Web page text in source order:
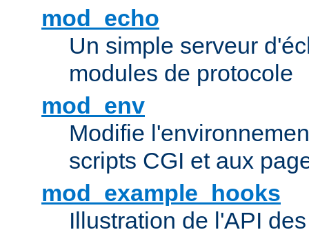
mod_echo
Un simple serveur
modules de protocole
mod_env
Modifie
scripts CGI et aux
mod_example_hooks
Illustration de l'API